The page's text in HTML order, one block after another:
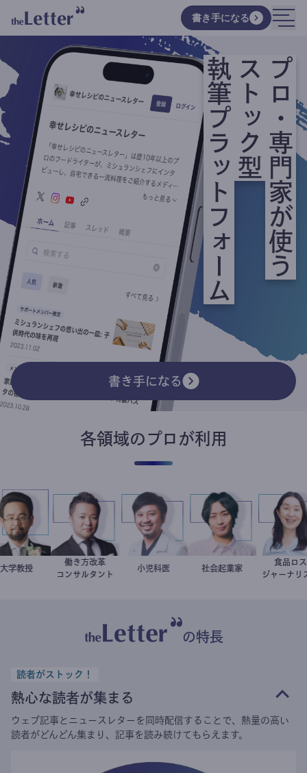
書き手になる
プロ・専門家が使う
ストック型
執筆プラットフォーム
書き手になる
各領域のプロが利用
金谷一朗
大学教授 新田龍
働き方改革
コンサルタント
今西洋介
小児科医 駒崎弘樹
社会起業家 井出
食品
ジャー
の特長
読者がストック！
熱心な読者が集まる
ウェブ記事とニュースレターを同時配信することで、熱量の高い
読者がどんどん集まり、記事を読み続けてもらえます。